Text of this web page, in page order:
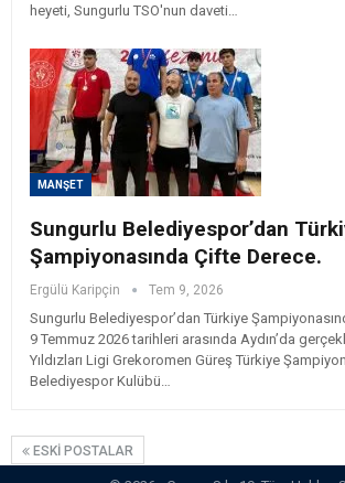
heyeti, Sungurlu TSO'nun daveti…
MANŞET
Sungurlu Belediyespor’dan
Şampiyonasında Çifte Derece.
Ergülü Karipçin Tem 9, 2026
Sungurlu Belediyespor’dan Türkiye
9 Temmuz 2026 tarihleri arasında Aydın’da
Yıldızları Ligi Grekoromen Güreş Türkiye
Belediyespor Kulübü…
ESKI POSTALAR